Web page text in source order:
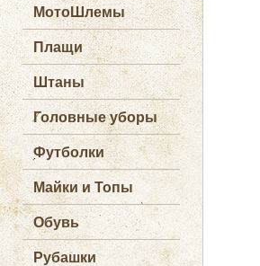
МотоШлемы
Плащи
Штаны
Головные уборы
Футболки
Майки и Топы
Обувь
Рубашки